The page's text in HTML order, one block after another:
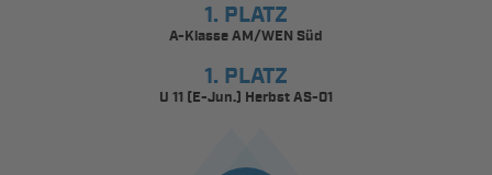
1. PLATZ
A-Klasse AM/WEN Süd
1. PLATZ
U 11 (E-Jun.) Herbst AS-01